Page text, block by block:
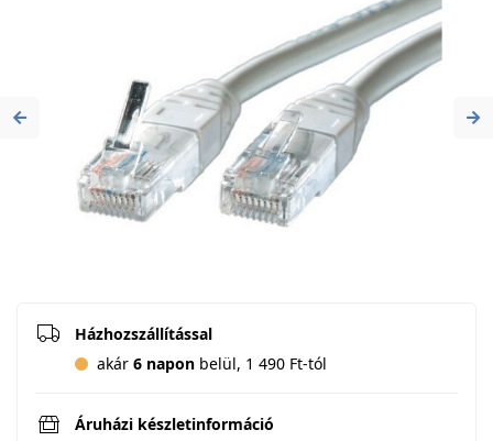
Previous
Házhozszállítással
akár 6 napon belül, 1 490 Ft-tól
Áruházi készletinformáció